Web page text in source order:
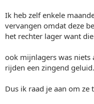
Ik heb zelf enkele
vervangen omdat deze
het rechter lager want
ook mijnlagers was niets
rijden een zingend geluid.
Dus ik raad je aan om